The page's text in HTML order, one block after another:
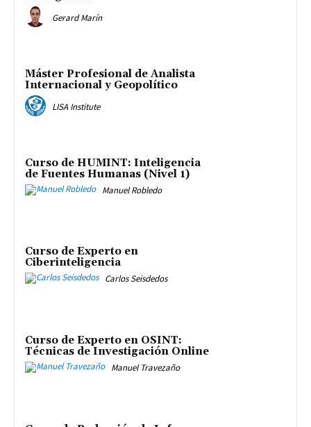
Gerard Marín
Máster Profesional de Analista
Internacional y Geopolítico
LISA Institute
Curso de HUMINT: Inteligencia
de Fuentes Humanas (Nivel 1)
Manuel Robledo
Curso de Experto en
Ciberinteligencia
Carlos Seisdedos
Curso de Experto en OSINT:
Técnicas de Investigación Online
Manuel Travezaño